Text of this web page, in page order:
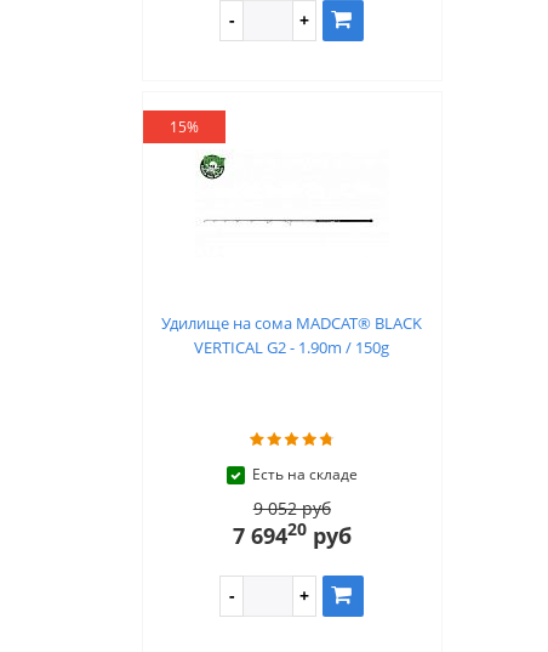
15%
Удилище на сома MADCAT® BLACK
VERTICAL G2 - 1.90m / 150g
Есть на складе
9 052 руб
7 69420руб